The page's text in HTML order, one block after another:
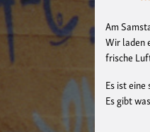
Am
Wir laden
frische
Es ist
Es gibt